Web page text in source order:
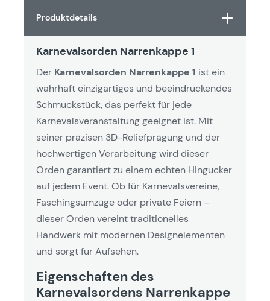
Produktdetails
Karnevalsorden Narrenkappe 1
Der Karnevalsorden Narrenkappe 1 ist ein
wahrhaft einzigartiges und beeindruckendes
Schmuckstück, das perfekt für jede
Karnevalsveranstaltung geeignet ist. Mit
seiner präzisen 3D-Reliefprägung und der
hochwertigen Verarbeitung wird dieser
Orden garantiert zu einem echten Hingucker
auf jedem Event. Ob für Karnevalsvereine,
Faschingsumzüge oder private Feiern –
dieser Orden vereint traditionelles
Handwerk mit modernen Designelementen
und sorgt für Aufsehen.
Eigenschaften des
Karnevalsordens Narrenkappe